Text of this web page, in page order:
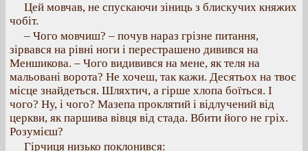
Цей мовчав, не спускаючи зіниць з блискучих княжих
чобіт.
– Чого мовчиш? – почув нараз грізне питання,
зірвався на рівні ноги і перестрашено дивився на
Меншикова. – Чого видивився на мене, як теля на
мальовані ворота? Не хочеш, так кажи. Десятьох на твоє
місце знайдеться. Шляхтич, а гірше хлопа боїться. І
чого? Ну, і чого? Мазепа проклятий і відлучений від
церкви, як паршива вівця від стада. Вбити його не гріх.
Розумієш?
Гірчиця низько поклонився: